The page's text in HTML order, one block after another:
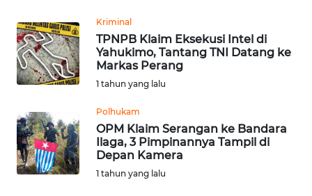
Kriminal
TPNPB Klaim Eksekusi Intel di
Yahukimo, Tantang TNI Datang ke
Markas Perang
1 tahun yang lalu
Polhukam
OPM Klaim Serangan ke Bandara
Ilaga, 3 Pimpinannya Tampil di
Depan Kamera
1 tahun yang lalu
INDEKS
BERITA
KONTAK
KAMI
INFO
IKLAN
TENTANG